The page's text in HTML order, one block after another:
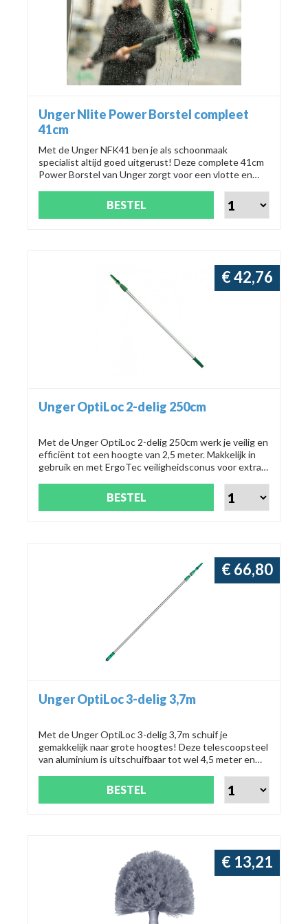
Unger Nlite Power Borstel compleet
41cm
Met de Unger NFK41 ben je als schoonmaak
specialist altijd goed uitgerust! Deze complete 41cm
Power Borstel van Unger zorgt voor een vlotte en
BESTEL
Unger OptiLoc 2-delig 250cm
Met de Unger OptiLoc 2-delig 250cm werk je veilig en
efficiënt tot een hoogte van 2,5 meter. Makkelijk in
gebruik en met ErgoTec veiligheidsconus voor extra
€ 42,76
BESTEL
Unger OptiLoc 3-delig 3,7m
Met de Unger OptiLoc 3-delig 3,7m schuif je
gemakkelijk naar grote hoogtes! Deze telescoopsteel
van aluminium is uitschuifbaar tot wel 4,5 meter en
en eenvoudig in gebruik dankzij de Unger
veiligheidsconus. Productnummer: ED370.
€ 66,80
BESTEL
€ 13,21